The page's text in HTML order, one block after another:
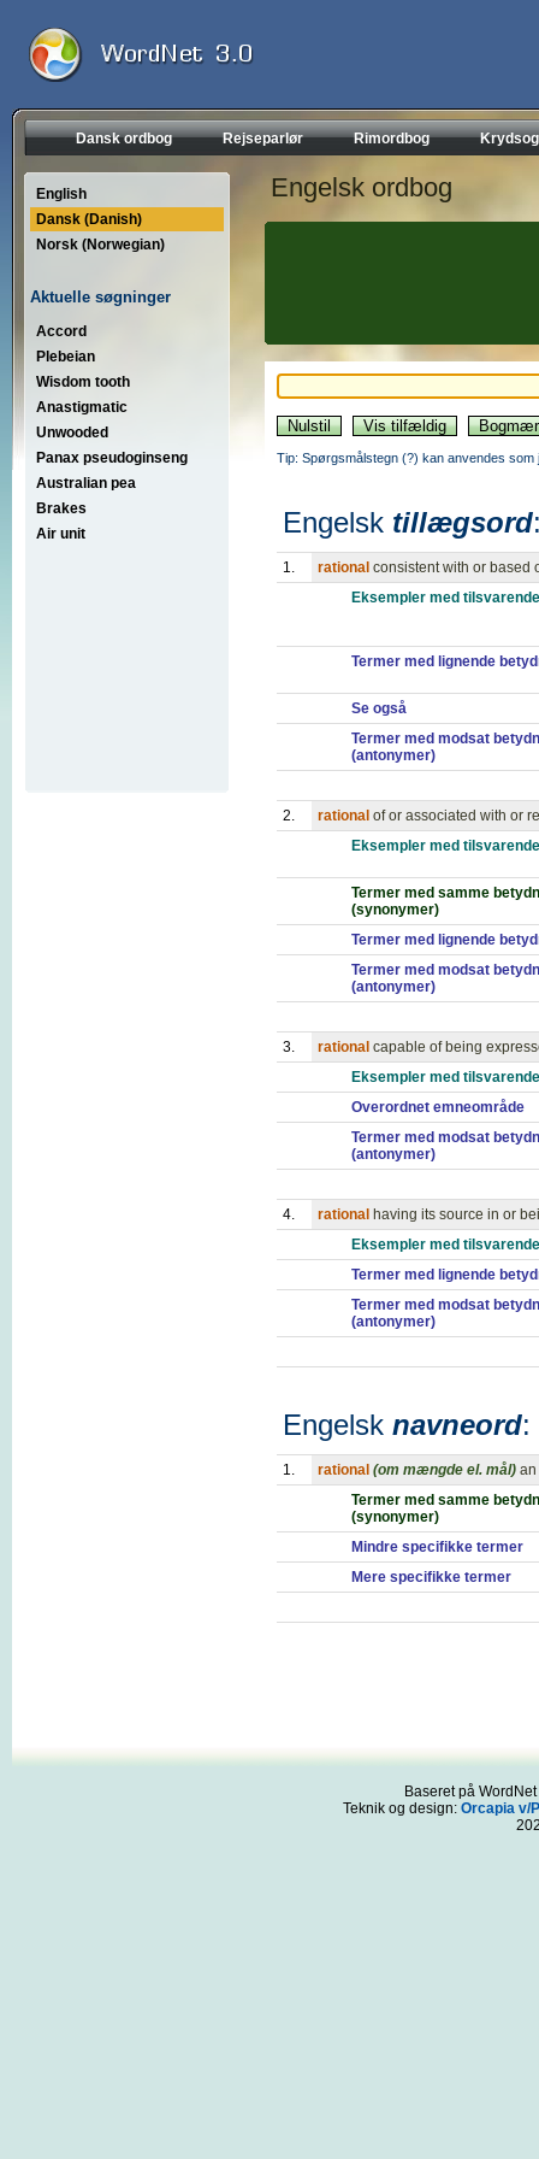
Dansk ordbog Rejseparlør Rimordbog
English
Dansk (Danish)
Norsk (Norwegian)
Aktuelle søgninger
Accord
Plebeian
Wisdom tooth
Anastigmatic
Unwooded
Panax pseudoginseng
Australian pea
Brakes
Air unit
Engelsk ordbog
Tip: Spørgsmålstegn (?) kan anvendes
Engelsk tillægsord
1. rational consistent with or based
Eksempler med
Termer med lignende
Se også
Termer med modsat
(antonymer)
2. rational of or associated with or
Eksempler med
Termer med samme
(synonymer)
Termer med lignende
Termer med modsat
(antonymer)
3. rational capable of being
Eksempler med
Overordnet emneområde
Termer med modsat
(antonymer)
4. rational having its source in or
Eksempler med
Termer med lignende
Termer med modsat
(antonymer)
Engelsk navneord:
1. rational (om mængde el. mål) an
Termer med samme
(synonymer)
Mindre specifikke termer
Mere specifikke termer
Baseret på
Teknik og design: Orcapia v/